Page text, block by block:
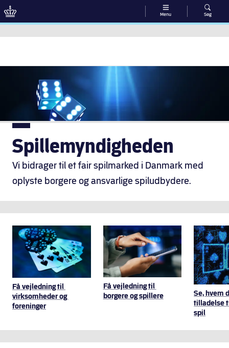
Menu Søg
Spillemyndigheden
Vi bidrager til et fair spilmarked i Danmark med
oplyste borgere og ansvarlige spiludbydere.
Hurtige genveje
Få vejledning til
virksomheder og
foreninger
Få vejledning til
borgere og spillere
Se, hvem
tilladelse
spil